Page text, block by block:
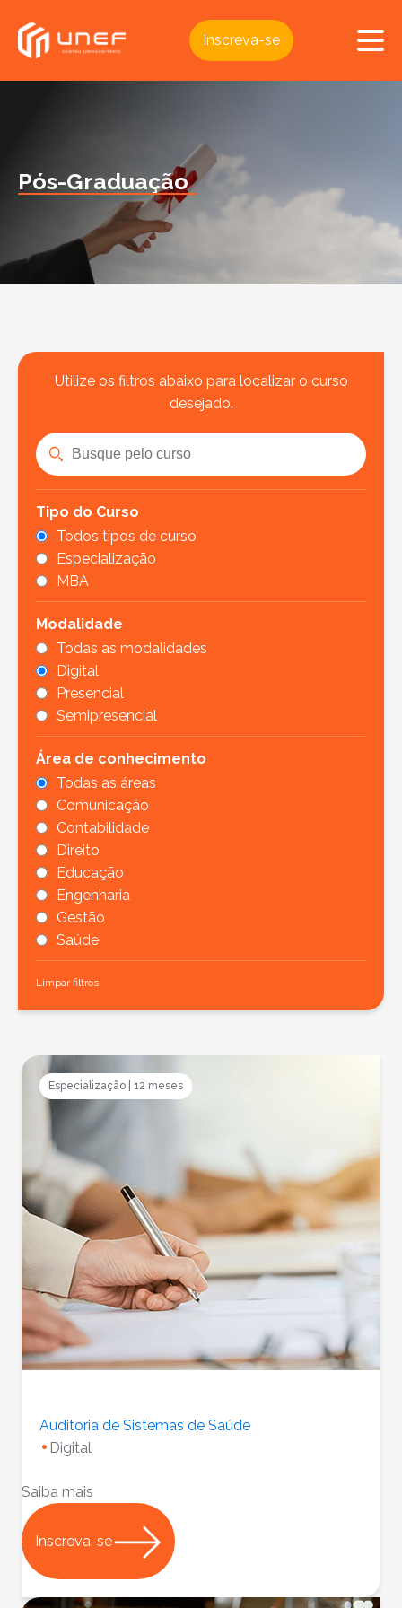
Inscreva-se
Pós-Graduação
Utilize os filtros abaixo para localizar o curso
desejado.
Tipo do Curso
Todos tipos de curso
Especialização
MBA
Modalidade
Todas as modalidades
Digital
Presencial
Semipresencial
Área de conhecimento
Todas as áreas
Comunicação
Contabilidade
Direito
Educação
Engenharia
Gestão
Saúde
Limpar filtros
Especialização |12 meses
Auditoria de Sistemas de Saúde
Digital
Saiba mais
Inscreva-se